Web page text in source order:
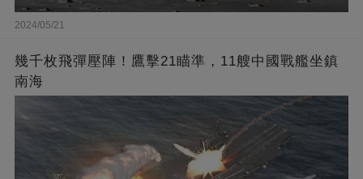
2024/05/21
幾千枚飛彈壓陣！鷹擊21瞄準，11艘中國戰艦坐鎮
南海